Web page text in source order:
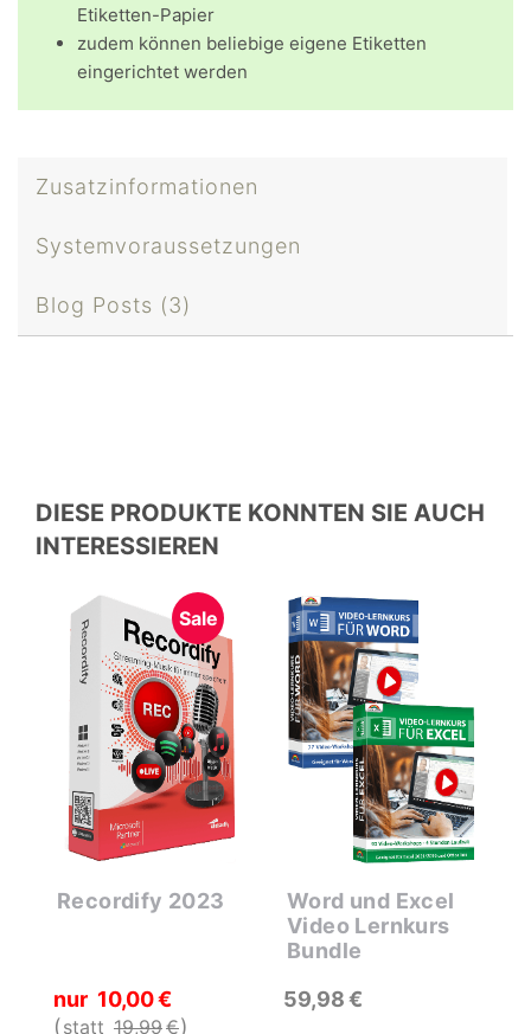
Etiketten-Papier
zudem können beliebige eigene Etiketten
eingerichtet werden
Zusatzinformationen
Systemvoraussetzungen
Blog Posts (3)
DIESE PRODUKTE KONNTEN SIE AUCH
INTERESSIEREN
Sale
Recordify 2023
nur 10 00€
statt 19 99€
Word und Excel
Video Lernkurs
Bundle
59 98€